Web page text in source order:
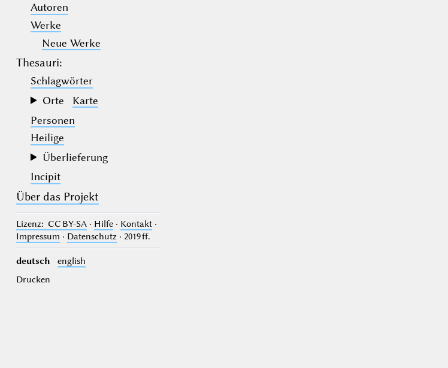
(der Unterstrich) ist Platzhalter für
genau ein Zeichen.
(das Prozentzeichen) ist Platzhalter
für kein, ein oder mehr als ein
Zeichen.
Autoren
Werke
Neue Werke
Thesauri:
Schlagwörter
Orte
Karte
Personen
Heilige
Überlieferung
Incipit
Über das Projekt
Lizenz: CC BY-SA· Hilfe· Kontakt·
Impressum · Datenschutz· 2019 ff.
deutsch
english
Drucken